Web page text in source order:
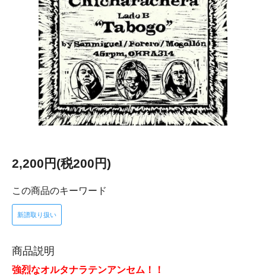
2,200円(税200円)
この商品のキーワード
新譜取り扱い
商品説明
強烈なオルタナラテンアンセム！！